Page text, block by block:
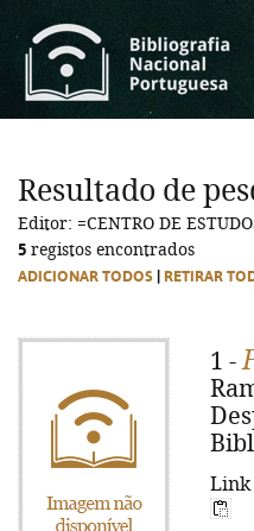
Resultado de
Editor: =CENTRO DE
5 registos encontrados
ADICIONAR TODOS RETIRAR
1 -
Link